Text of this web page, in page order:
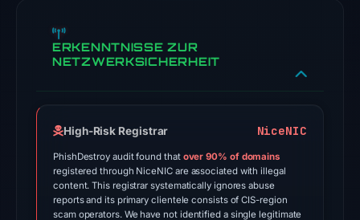
engines
on
Apr
17,
2026
ERKENNTNISSE ZUR
NETZWERKSICHERHEIT
High-Risk Registrar NiceNIC
PhishDestroy audit found that over 90% of domains
registered through NiceNIC are associated with illegal
content. This registrar systematically ignores abuse
reports and its primary clientele consists of CIS-region
scam operators. We have not identified a single legitimate